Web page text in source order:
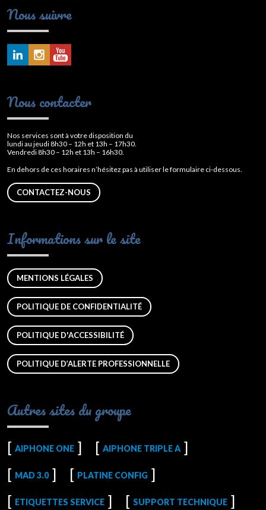
Nous suivre
Nous contacter
Nos services sont à votre disposition du
lundi au jeudi 8h30 – 12h et 13h – 17h30.
Vendredi 8h30 – 12h et 13h – 16h30.
En dehors de ces horaires n’hésitez pas à utiliser le formulaire ci-dessous.
CONTACTEZ-NOUS
Informations sur le site
MENTIONS LÉGALES
POLITIQUE DE CONFIDENTIALITÉ
POLITIQUE D'ACCESSIBILITÉ
POLITIQUE D’ALERTE PROFESSIONNELLE
Autres sites du groupe
AIPHONE ONE AIPHONE TRIPLE A
MAD 3.0 PLATINE CONFIG
ETIQUETTES SERVICE SUPPORT TECHNIQUE